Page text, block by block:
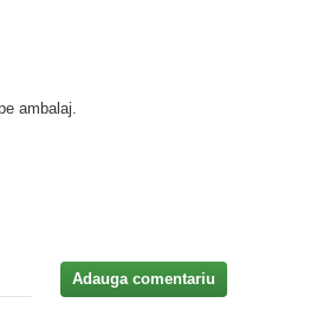
ambalaj.
Adauga comentariu